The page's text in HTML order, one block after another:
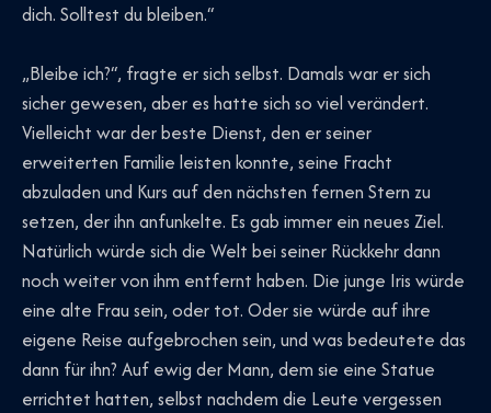
dich. Solltest du bleiben.“
„Bleibe ich?“, fragte er sich selbst. Damals war er sich
sicher gewesen, aber es hatte sich so viel verändert.
Vielleicht war der beste Dienst, den er seiner
erweiterten Familie leisten konnte, seine Fracht
abzuladen und Kurs auf den nächsten fernen Stern zu
setzen, der ihn anfunkelte. Es gab immer ein neues Ziel.
Natürlich würde sich die Welt bei seiner Rückkehr dann
noch weiter von ihm entfernt haben. Die junge Iris würde
eine alte Frau sein, oder tot. Oder sie würde auf ihre
eigene Reise aufgebrochen sein, und was bedeutete das
dann für ihn? Auf ewig der Mann, dem sie eine Statue
errichtet hatten, selbst nachdem die Leute vergessen